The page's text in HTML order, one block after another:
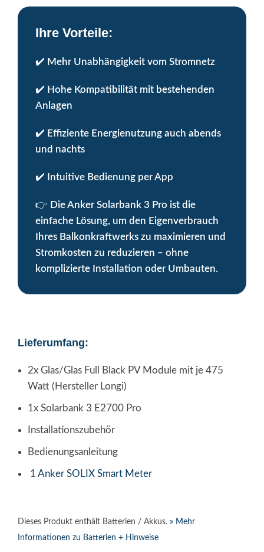
Ihre Vorteile:
✔️ Mehr Unabhängigkeit vom Stromnetz
✔️ Hohe Kompatibilität mit bestehenden
Anlagen
✔️ Effiziente Energienutzung auch abends
und nachts
✔️ Intuitive Bedienung per App
👉 Die Anker Solarbank 3 Pro ist die
einfache Lösung, um den Eigenverbrauch
Ihres Balkonkraftwerks zu maximieren und
Stromkosten zu reduzieren – ohne
komplizierte Installation oder Umbauten.
Lieferumfang:
2x Glas/Glas Full Black PV Module mit je 475
Watt (Hersteller Longi)
1x Solarbank 3 E2700 Pro
Installationszubehör
Bedienungsanleitung
1 Anker SOLIX Smart Meter
Dieses Produkt enthält Batterien / Akkus. » Mehr
Informationen zu Batterien + Hinweise